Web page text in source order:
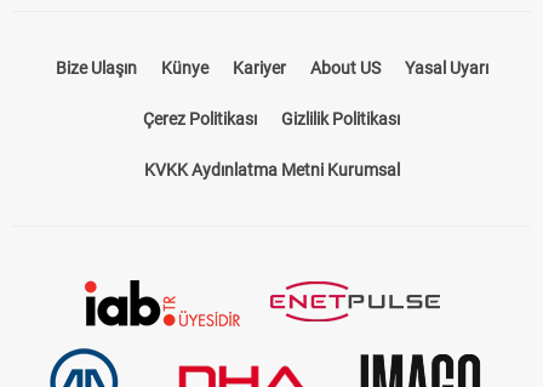
Bize Ulaşın Künye Kariyer About US Yasal Uyarı
Çerez Politikası Gizlilik Politikası
KVKK Aydınlatma Metni Kurumsal